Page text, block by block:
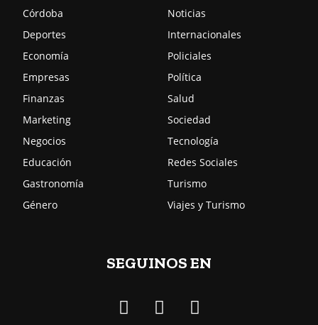
Córdoba
Deportes
Economía
Empresas
Finanzas
Marketing
Negocios
Educación
Gastronomía
Género
Noticias
Internacionales
Policiales
Política
Salud
Sociedad
Tecnología
Redes Sociales
Turismo
Viajes y Turismo
SEGUINOS EN